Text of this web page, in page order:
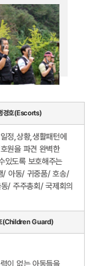
경호(Escorts)
정,상황,생활패턴에
원을 파견 완벽한
있도록 보호해주는
/ 아동/ 귀중품/ 호송/
/ 주주총회/ 국제회의
(Children Guard)
이 없는 아동들을